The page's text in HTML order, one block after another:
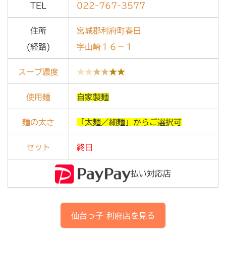
TEL 022-767-3577
住所
(経路)
宮城郡利府町春日
字山崎１６－１
スープ濃度 ★★★★★★
使用麺 自家製麺
麺の太さ 「太麺／細麺」からご選択可
セット 終日
払い対応店
仙台っ子 利府店を見る